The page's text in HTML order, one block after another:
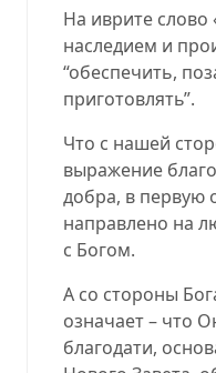
На иврите слово
наследием и
“обеспечить,
приготовлять”.
Что с нашей
выражение
добра, в первую
направлено на
с Богом.
А со стороны
означает – что
благодати,